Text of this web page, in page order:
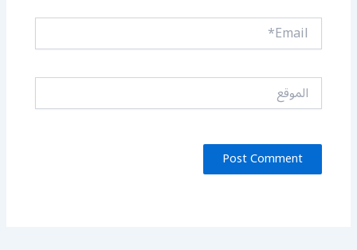
Email*
الموقع